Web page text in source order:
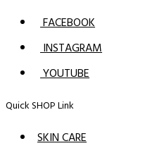
FACEBOOK
INSTAGRAM
YOUTUBE
Quick SHOP Link
SKIN CARE